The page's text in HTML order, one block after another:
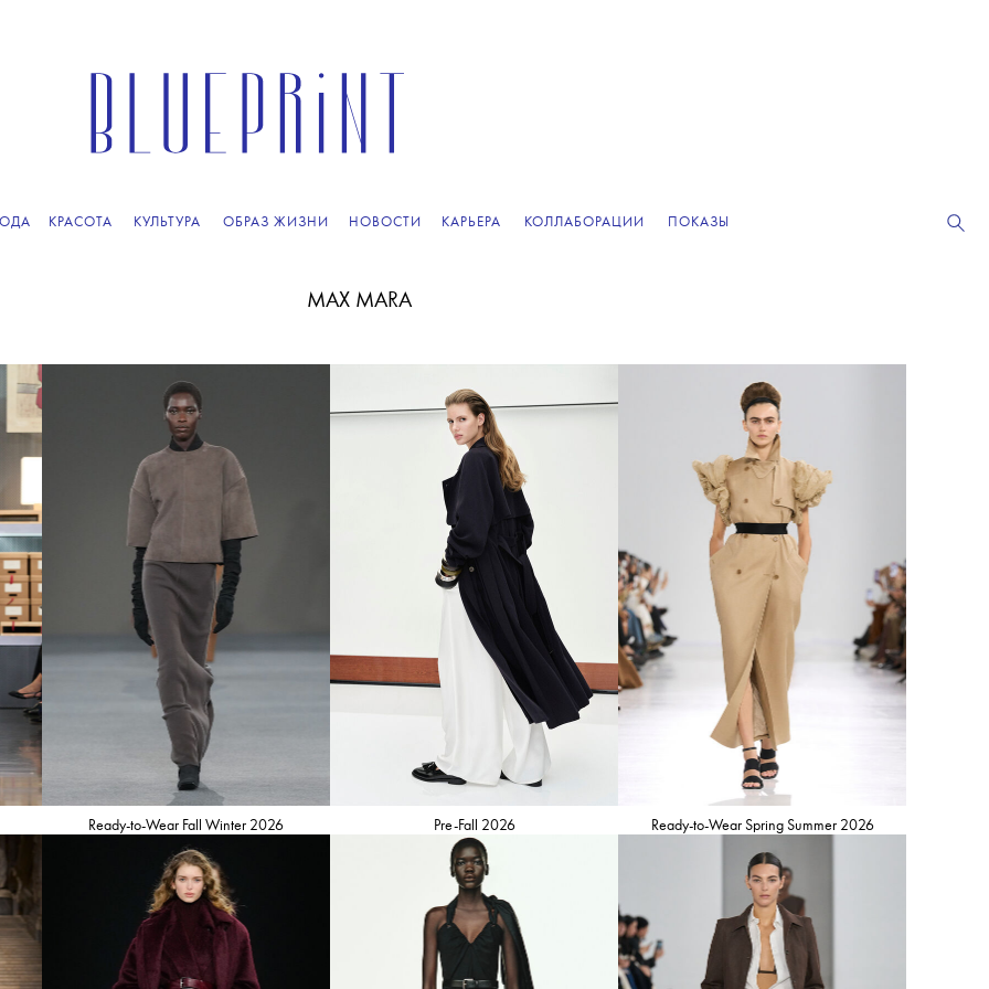
КРАСОТА КУЛЬТУРА ОБРАЗ ЖИЗНИ НОВОСТИ КАРЬЕРА КОЛЛАБОРАЦИИ ПОКАЗЫ
ПОДПИСЫВАЙТЕСЬ НА НАШУ ВЕЧЕРНЮЮ РАССЫЛКУ
MAX MARA
Ready-to-Wear Fall Winter 2026 Pre-Fall 2026 Ready-to-Wear Spring Summer 2026